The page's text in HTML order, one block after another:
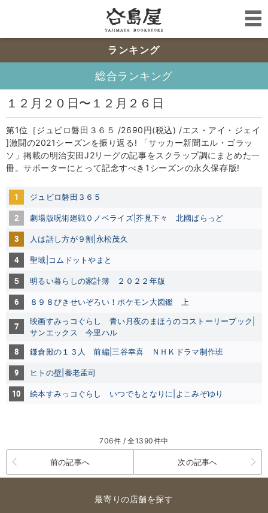
ランキング
総合ランキング
１２月２０日〜１２月２６日
第1位［ジュビロ磐田３６５ /2690円(税込) /エス・アイ・ジェイ
]激闘の2021シーズンを振り返る! 「サッカー新聞エル・ゴラッ
ソ」掲載の明治安田J2リーグの記事をスクラップ調にまとめた一
冊。サポーターにとって記念すべき1シーズンの永久保存版!
1 ジュビロ磐田３６５
2 劇場版呪術廻戦０ノベライズ|芥見下々 北國ばらっど
3 人は話し方が９割|永松茂久
4 聖域|コムドットやまと
５ 明るい暮らしの家計簿 ２０２２年版
6 ８９８ぴきせいぞろい！ポケモン大図鑑 上
7
映画すみっコぐらし 青い月夜のまほうのコストーリーブック|
サンエックス
今里ハル
8 鎌倉殿の１３人 前編|三谷幸喜 ＮＨＫドラマ制作班
9 ヒトの壁|養老孟司
10 絵本すみっコぐらし いつでもとなりに|よこみぞゆり
706件 / 全1390件中
前の記事へ 次の記事へ
最寄りの店舗を探す